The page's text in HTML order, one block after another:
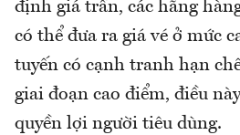
định giá trần, các hãng
có thể đưa ra giá vé ở mức
tuyến có cạnh tranh hạn
giai đoạn cao điểm, điều
quyền lợi người tiêu dùng.